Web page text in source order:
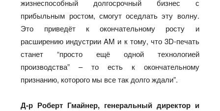
жизнеспособный долгосрочный бизнес с
прибыльным ростом, смогут оседлать эту волну.
Это приведёт к окончательному росту и
расширению индустрии AM и к тому, что 3D-печать
станет “просто ещё одной технологией
производства” – то есть к окончательному
признанию, которого мы все так долго ждали”.
Д-р Роберт Гмайнер, генеральный директор и